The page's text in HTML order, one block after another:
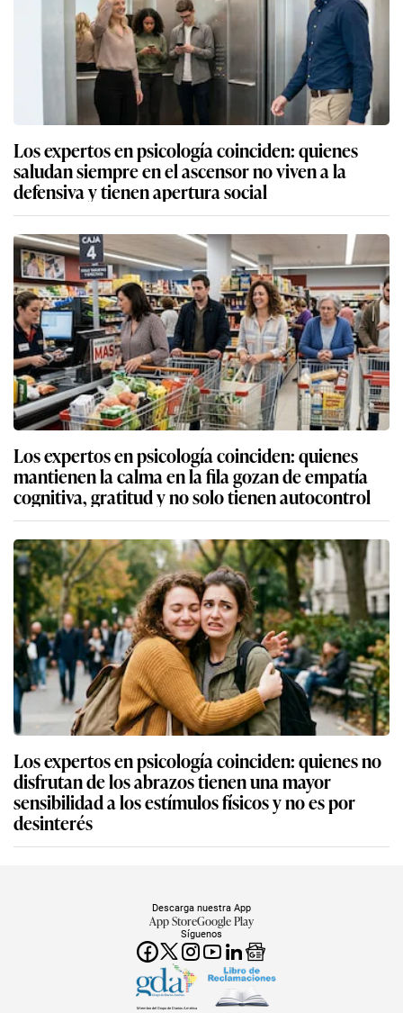
Los expertos en psicología coinciden: quienes
saludan siempre en el ascensor no viven a la
defensiva y tienen apertura social
Los expertos en psicología coinciden: quienes
mantienen la calma en la fila gozan de empatía
cognitiva, gratitud y no solo tienen autocontrol
Los expertos en psicología coinciden: quienes no
disfrutan de los abrazos tienen una mayor
sensibilidad a los estímulos físicos y no es por
desinterés
Síguenos
Descarga nuestra App
App StoreGoogle Play
Miembro del Grupo de Diarios América